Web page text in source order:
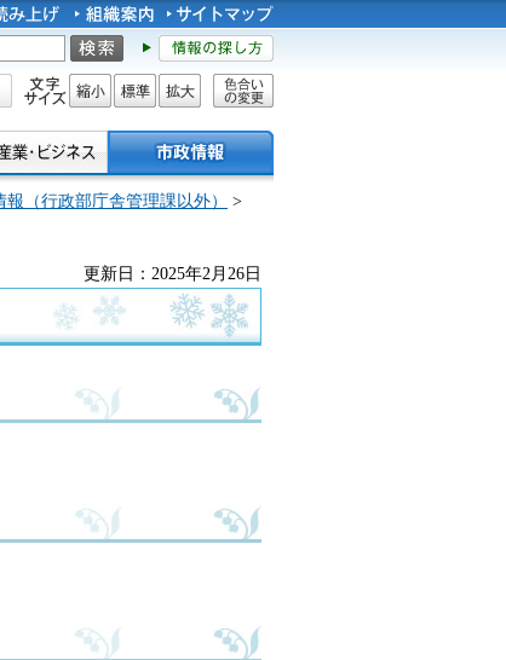
文字サイズ
縮小 標準 拡大
色合い
（行政部庁舎管理課以外）
>
更新日：2025年2月26日